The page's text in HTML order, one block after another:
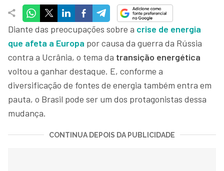
Diante das preocupações sobre a crise de energia
que afeta a Europa por causa da guerra da Rússia
contra a Ucrânia, o tema da transição energética
voltou a ganhar destaque. E, conforme a
diversificação de fontes de energia também entra em
pauta, o Brasil pode ser um dos protagonistas dessa
mudança.
CONTINUA DEPOIS DA PUBLICIDADE